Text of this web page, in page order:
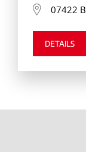
07422
DETAILS